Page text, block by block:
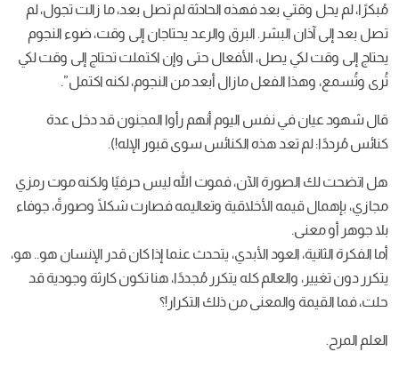
مُبكرًا، لم يحل وقتي بعد فهذه الحادثة لم تصل بعد، ما زالت تجول، لم
تصل بعد إلى آذان البشر. البرق والرعد يحتاجان إلى وقت، ضوء النجوم
يحتاج إلى وقت لكي يصل، الأفعال حتى وإن اكتملت تحتاج إلى وقت لكي
تُرى وتُسمع، وهذا الفعل مازال أبعد من النجوم، لكنه اكتمل”.
قال شهود عيان في نفس اليوم أنهم رأوا المجنون قد دخل عدة
كنائس مُرددًا: لم تعد هذه الكنائس سوى قبور الإله!).
هل اتضحت لك الصورة الآن، فموت الله ليس حرفيًا ولكنه موت رمزي
مجازي، بإهمال قيمه الأخلاقية وتعاليمه فصارت شكلًا وصورةً، جوفاء
بلا جوهر أو معنى.
أما الفكرة الثانية، العود الأبدي، يتحدث عنما إذا كان قدر الإنسان هو.. هو،
يتكرر دون تغيير، والعالم كله يتكرر مُجددًا، هنا تكون كارثة وجودية قد
حلت، فما القيمة والمعنى من ذلك التكرار!؟
العلم المرح.